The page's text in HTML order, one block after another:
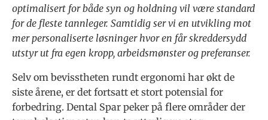
optimalisert for både syn og holdning vil være standard
for de fleste tannleger. Samtidig ser vi en utvikling mot
mer personaliserte løsninger hvor en får skreddersydd
utstyr ut fra egen kropp, arbeidsmønster og preferanser.
Selv om bevisstheten rundt ergonomi har økt de
siste årene, er det fortsatt et stort potensial for
forbedring. Dental Spar peker på flere områder der